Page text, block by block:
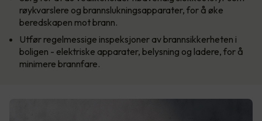
røykvarslere og brannslukningsapparater, for å øke
beredskapen mot brann.
Utfør regelmessige inspeksjoner av brannsikkerheten i
boligen - elektriske apparater, belysning og ladere, for å
minimere brannfare.